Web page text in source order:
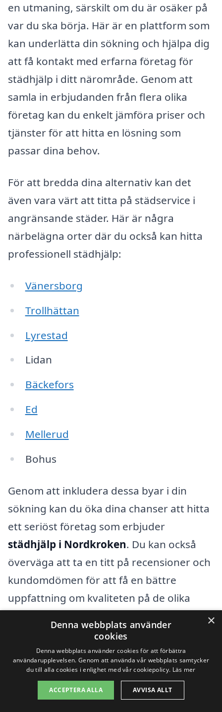
en utmaning, särskilt om du är osäker på
var du ska börja. Här är en plattform som
kan underlätta din sökning och hjälpa dig
att få kontakt med erfarna företag för
städhjälp i ditt närområde. Genom att
samla in erbjudanden från flera olika
företag kan du enkelt jämföra priser och
tjänster för att hitta en lösning som
passar dina behov.
För att bredda dina alternativ kan det
även vara värt att titta på städservice i
angränsande städer. Här är några
närbelägna orter där du också kan hitta
professionell städhjälp:
Vänersborg
Trollhättan
Lyrestad
Lidan
Bäckefors
Ed
Mellerud
Bohus
Genom att inkludera dessa byar i din
sökning kan du öka dina chanser att hitta
ett seriöst företag som erbjuder
städhjälp i Nordkroken. Du kan också
överväga att ta en titt på recensioner och
kundomdömen för att få en bättre
uppfattning om kvaliteten på de olika
städtjänst som är pålitlig och har
erfarenhet inom området.
Oavsett om du behöver hjälp med
regelbunden städning, flyttstädning, eller
×
Denna webbplats använder
cookies
Denna webbplats använder cookies för att förbättra
användarupplevelsen. Genom att använda vår webbplats samtycker
du till alla cookies i enlighet med vår cookiepolicy. Läs mer
ACCEPTERA ALLA AVVISA ALLT